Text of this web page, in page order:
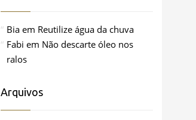
Bia em Reutilize água da chuva
Fabi em Não descarte óleo nos
ralos
Arquivos